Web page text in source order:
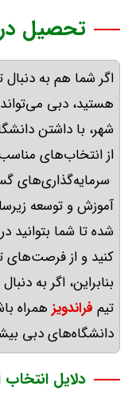
تحصیل
اگر شما هم به
هستید، دبی
شهر، با داشتن
از انتخاب‌های
سرمایه‌گذاری‌های
آموزش و توسعه
شده تا شما
کنید و از فرصت‌های
بنابراین، اگر به دنبال
تیم فراندویز همراه
دانشگاه‌های دبی
دلایل